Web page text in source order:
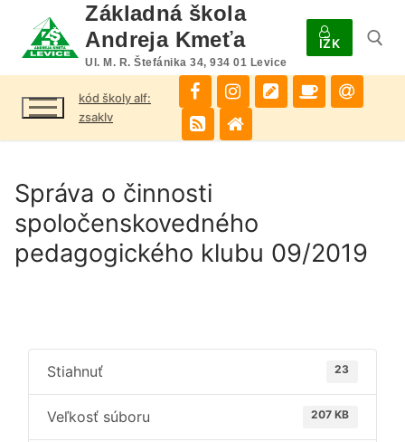
obsah
Základná škola
Andreja Kmeťa
Ul. M. R. Štefánika 34, 934 01 Levice
IŽK
Hľadať:
kód školy alf:
zsaklv
Správa o činnosti
spoločenskovedného
pedagogického klubu 09/2019
Stiahnuť 23
Veľkosť súboru 207 KB